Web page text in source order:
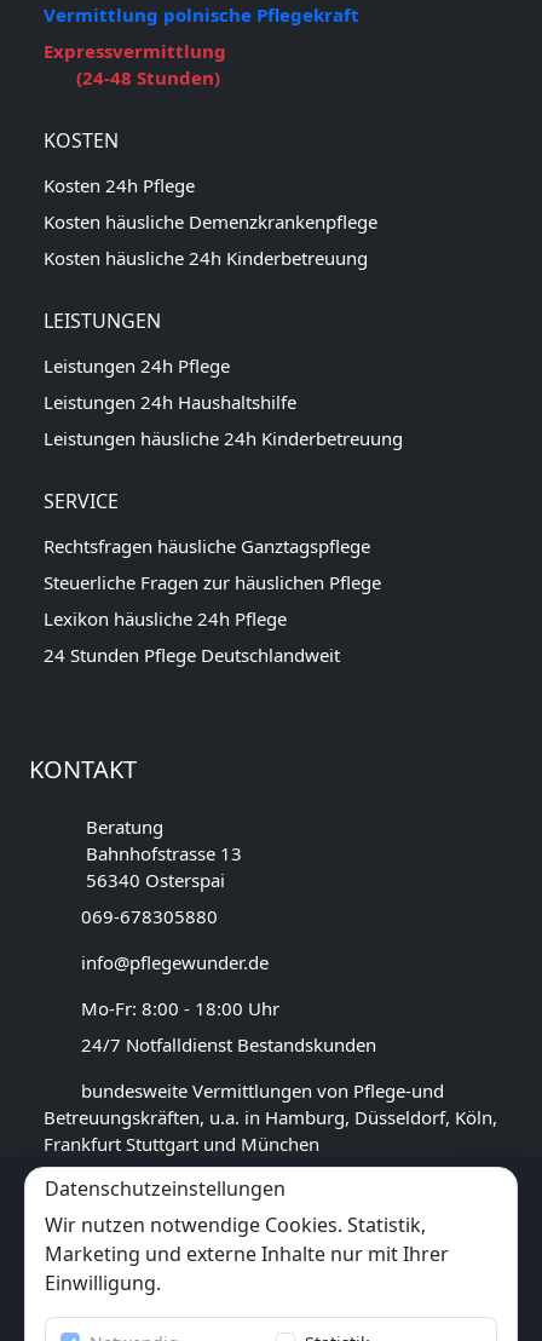
Vermittlung polnische Pflegekraft
Expressvermittlung
(24-48 Stunden)
KOSTEN
Kosten 24h Pflege
Kosten häusliche Demenzkrankenpflege
Kosten häusliche 24h Kinderbetreuung
LEISTUNGEN
Leistungen 24h Pflege
Leistungen 24h Haushaltshilfe
Leistungen häusliche 24h Kinderbetreuung
SERVICE
Rechtsfragen häusliche Ganztagspflege
Steuerliche Fragen zur häuslichen Pflege
Lexikon häusliche 24h Pflege
24 Stunden Pflege Deutschlandweit
KONTAKT
Beratung
Bahnhofstrasse 13
56340 Osterspai
069-678305880
info@pflegewunder.de
Mo-Fr: 8:00 - 18:00 Uhr
24/7 Notfalldienst Bestandskunden
bundesweite Vermittlungen von Pflege-und
Betreuungskräften, u.a. in Hamburg, Düsseldorf, Köln,
Frankfurt Stuttgart und München
GOOGLE BEWERTUNG
4,5 ★★★★★
( 17 Rezensionen)
Datenschutzeinstellungen
Wir nutzen notwendige Cookies. Statistik,
Marketing und externe Inhalte nur mit Ihrer
Einwilligung.